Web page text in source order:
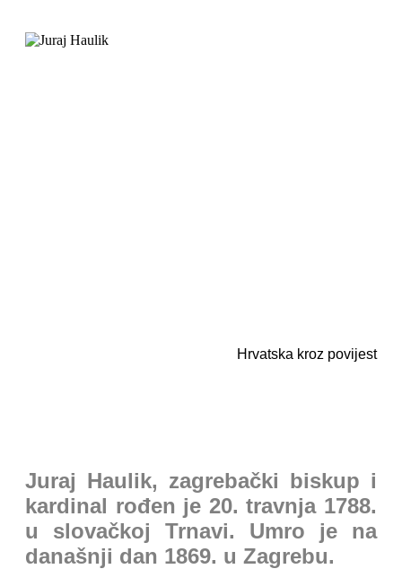
Hrvatska kroz povijest
Juraj Haulik, zagrebački biskup i
kardinal rođen je 20. travnja 1788.
u slovačkoj Trnavi. Umro je na
današnji dan 1869. u Zagrebu.